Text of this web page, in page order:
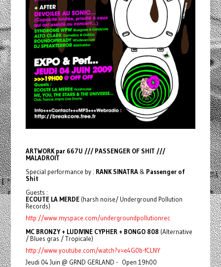
ARTWORK par 667U /// PASSENGER OF SHIT ///
MALADROIT
Special performance by : RANK SINATRA& Passenger of
Shit
Guests :
ECOUTE LA MERDE(harsh noise/ Underground Pollution
Records)
http://www.myspace.com/undergroundpollutionrec
MC BRONZY + LUDIVINE CYPHER + BONGO 808 (Alternative
/ Blues gras / Tropicale)
http://www.youtube.com/watch?v=e4G0b-fCLNY
Jeudi 04 Juin @ GRND GERLAND - Open 19h00